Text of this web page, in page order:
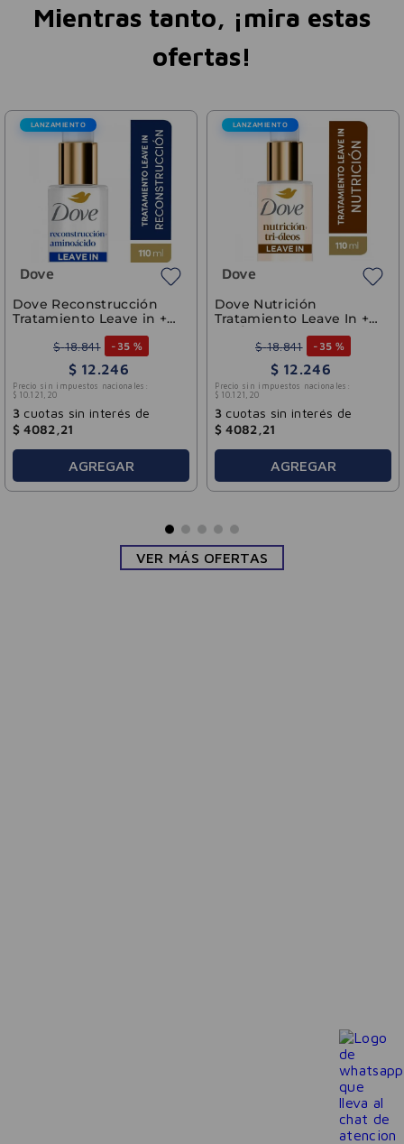
Mientras tanto, ¡mira estas
ofertas!
LANZAMIENTO
Dove
Dove Reconstrucción
Tratamiento Leave in +
Aminoácidos 110ml
$ 18.841 - 35 %
$ 12.246
Precio sin impuestos nacionales:
$ 10.121 , 20
3 cuotas sin interés de
$ 4082 21
AGREGAR
LANZAMIENTO
Dove
Dove Nutrición
Tratamiento Leave In +
Tri-Óleos 110 ml
$ 18.841 - 35 %
$ 12.246
Precio sin impuestos nacionales:
$ 10.121 , 20
3 cuotas sin interés de
$ 4082 21
AGREGAR
VER MÁS OFERTAS